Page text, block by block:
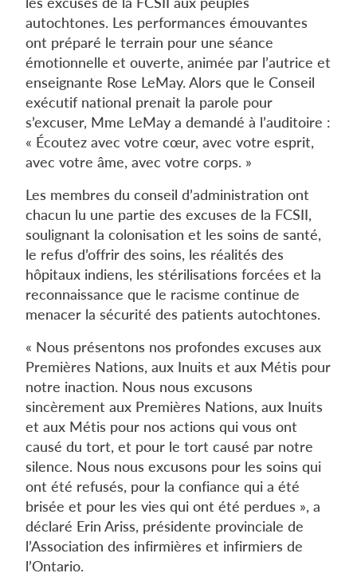
autochtones. Les performances émouvantes
ont préparé le terrain pour une séance
émotionnelle et ouverte, animée par l’autrice et
enseignante Rose LeMay. Alors que le Conseil
exécutif national prenait la parole pour
s’excuser, Mme LeMay a demandé à l’auditoire :
« Écoutez avec votre cœur, avec votre esprit,
avec votre âme, avec votre corps. »
Les membres du conseil d’administration ont
chacun lu une partie des excuses de la FCSII,
soulignant la colonisation et les soins de santé,
le refus d’offrir des soins, les réalités des
hôpitaux indiens, les stérilisations forcées et la
reconnaissance que le racisme continue de
menacer la sécurité des patients autochtones.
« Nous présentons nos profondes excuses aux
Premières Nations, aux Inuits et aux Métis pour
notre inaction. Nous nous excusons
sincèrement aux Premières Nations, aux Inuits
et aux Métis pour nos actions qui vous ont
causé du tort, et pour le tort causé par notre
silence. Nous nous excusons pour les soins qui
ont été refusés, pour la confiance qui a été
brisée et pour les vies qui ont été perdues », a
déclaré Erin Ariss, présidente provinciale de
l’Association des infirmières et infirmiers de
l’Ontario.